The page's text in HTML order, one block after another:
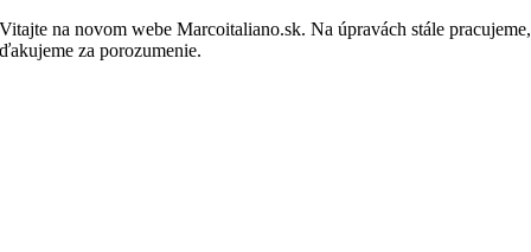
Skip
to
Vitajte na novom webe Marcoitaliano.sk. Na úpravách stále pracujeme,
ďakujeme za porozumenie.